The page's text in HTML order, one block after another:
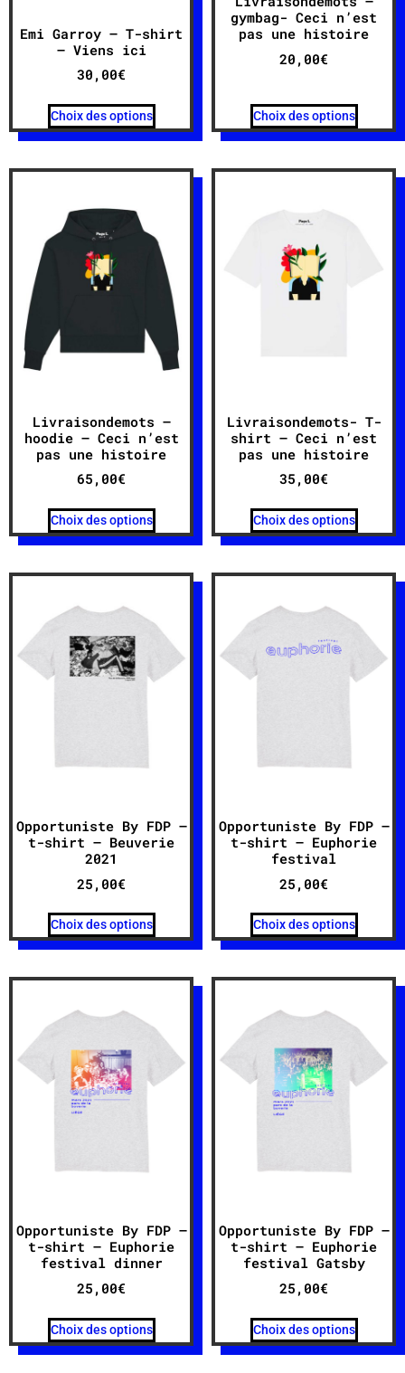
Emi Garroy – T-shirt
– Viens ici
30,00€
Choix des options
gymbag- Ceci n’est
pas une histoire
20,00€
Choix des options
Livraisondemots –
hoodie – Ceci n’est
pas une histoire
65,00€
Choix des options
Livraisondemots- T-
shirt – Ceci n’est
pas une histoire
35,00€
Choix des options
Opportuniste By FDP –
t-shirt – Beuverie
2021
25,00€
Choix des options
Opportuniste By FDP –
t-shirt – Euphorie
festival
25,00€
Choix des options
Opportuniste By FDP –
t-shirt – Euphorie
festival dinner
25,00€
Choix des options
Opportuniste By FDP –
t-shirt – Euphorie
festival Gatsby
25,00€
Choix des options